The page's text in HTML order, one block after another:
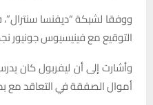
ووفقا لشبكة “ديفنسا
التوقيع مع فينيسيوس جونيور
وأشارت إلى أن ليفربول كان
أموال الصفقة في التعاقد مع